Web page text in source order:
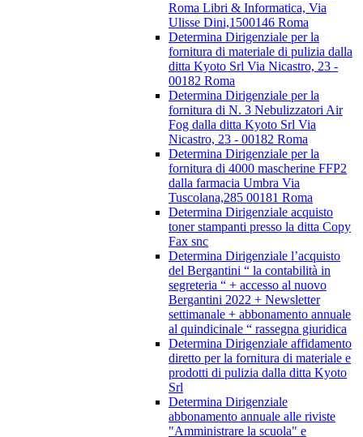
Roma Libri & Informatica, Via
Ulisse Dini,1500146 Roma
Determina Dirigenziale per la
fornitura di materiale di pulizia dalla
ditta Kyoto Srl Via Nicastro, 23 -
00182 Roma
Determina Dirigenziale per la
fornitura di N. 3 Nebulizzatori Air
Fog dalla ditta Kyoto Srl Via
Nicastro, 23 - 00182 Roma
Determina Dirigenziale per la
fornitura di 4000 mascherine FFP2
dalla farmacia Umbra Via
Tuscolana,285 00181 Roma
Determina Dirigenziale acquisto
toner stampanti presso la ditta Copy
Fax snc
Determina Dirigenziale l’acquisto
del Bergantini “ la contabilità in
segreteria “ + accesso al nuovo
Bergantini 2022 + Newsletter
settimanale + abbonamento annuale
al quindicinale “ rassegna giuridica
Determina Dirigenziale affidamento
diretto per la fornitura di materiale e
prodotti di pulizia dalla ditta Kyoto
Srl
Determina Dirigenziale
abbonamento annuale alle riviste
"Amministrare la scuola" e